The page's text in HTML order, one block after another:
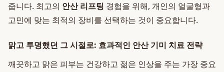
줍니다. 최고의 안산 리프팅 경험을 위해, 개인의 얼굴형과
고민에 맞는 최적의 장비를 선택하는 것이 중요합니다.
맑고 투명했던 그 시절로: 효과적인 안산 기미 치료 전략
깨끗하고 맑은 피부는 건강하고 젊은 인상을 주는 가장 중요